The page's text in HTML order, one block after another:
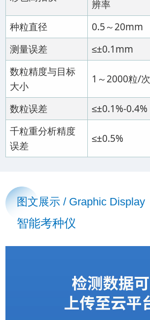
辨率
种粒直径
0.5～20mm
测量误差
≤±0.1mm
数粒精度与目标
大小
1～2000粒/次
数粒误差
≤±0.1%-0.4%
千粒重分析精度
误差
≤±0.5%
图文展示 / Graphic Display
智能考种仪